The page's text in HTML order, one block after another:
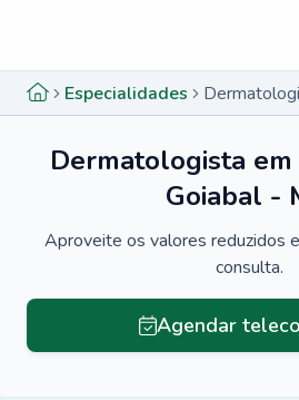
Especialidades
Dermatologista em
Goiabal -
Aproveite os valores reduzidos
consulta.
Agendar